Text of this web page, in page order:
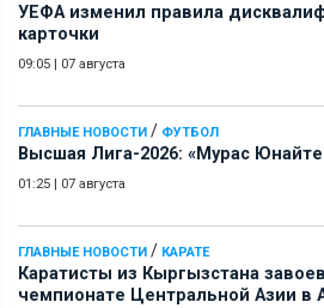
УЕФА изменил правила
карточки
09:05 | 07 августа
ГЛАВНЫЕ НОВОСТИ / ФУТБОЛ
Высшая Лига-2026: «Мурас
01:25 | 07 августа
ГЛАВНЫЕ НОВОСТИ / КАРАТЕ
Каратисты из Кыргызстана
чемпионате Центральной Азии в